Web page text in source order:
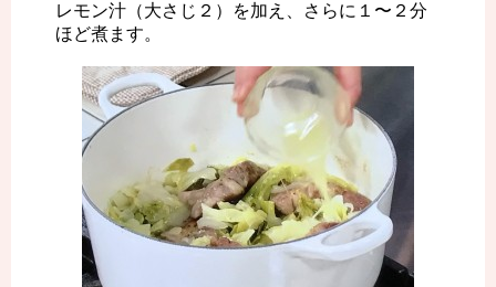
レモン汁（大さじ２）を加え、さらに１〜２分
ほど煮ます。